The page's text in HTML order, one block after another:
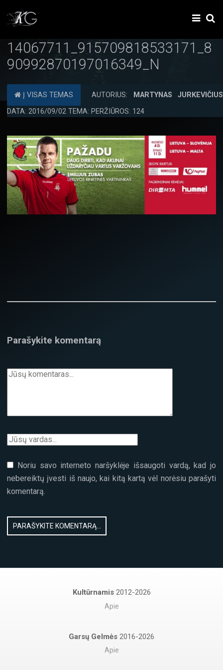
14067711_915709818533171_8
90992870197016349_N
Į VISAS TEMAS AUTORIUS:
MARTYNAS JURKEVIČIUS
DATA: 2016/09/02 TEMA: PERŽIŪROS: 124
Parašykite komentarą
Noriu savo interneto naršyklėje išsaugoti vardą, kad jo
nebereiktų įvesti iš naujo, kai kitą kartą vėl norėsiu parašyti
komentarą.
Kultūrnamis 2012-2026
Apie
Garsų Gelmės 2016-2026
Apie